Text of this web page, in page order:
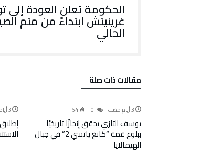
الحكومة تعلن العودة إلى
غرينيتش ابتداءً من متم
الحالي
‫مقالات ذات صلة‬
رياضة
54
يوسف التازي يحقق إنجازًا تاريخيًا
ببلوغ قمة “كانغ ياتسي 2” في جبال
الهيمالايا